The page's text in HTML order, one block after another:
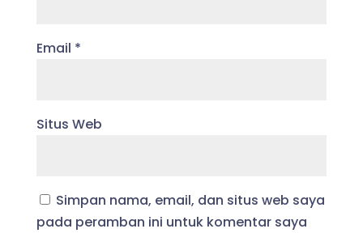
Email *
Situs Web
Simpan nama, email, dan situs web saya
pada peramban ini untuk komentar saya